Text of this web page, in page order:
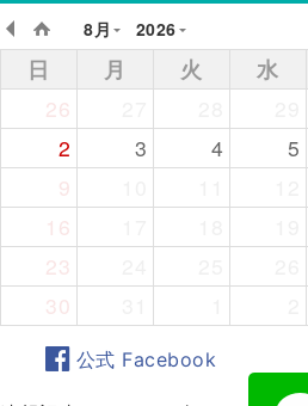
8月
2026
日 月 火 水
26
2
3 4 5
9
16
23
30
公式 Facebook